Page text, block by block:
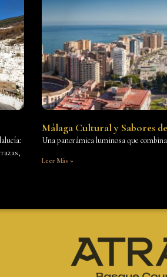
Málaga Cultural y Sabores
Una panorámica luminosa que
Leer Más »